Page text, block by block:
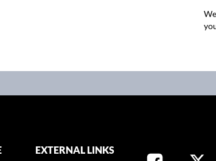
EXTERNAL LINKS